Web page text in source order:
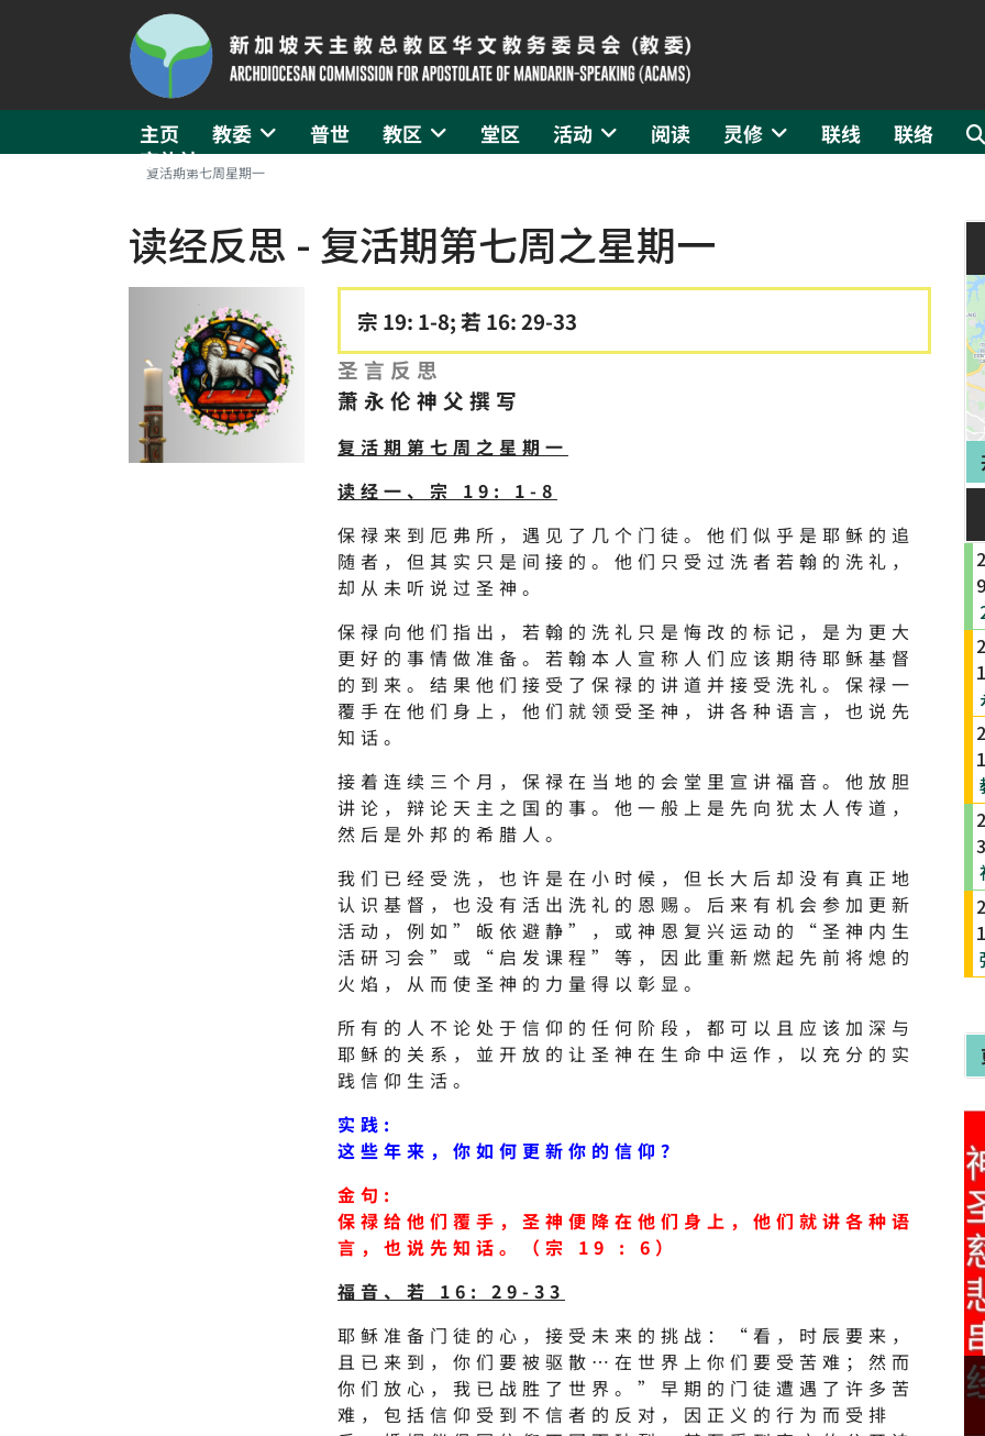
主页 教委 普世 教区 堂区 活动 阅读 灵修 联线
联络
守礼社
复活期第七周星期一
读经反思 - 复活期第七周之星期一
宗 19: 1-8; 若 16: 29-33
圣言反思
萧永伦神父撰写
复活期第七周之星期一
读经一、宗 19: 1-8
保禄来到厄弗所，遇见了几个门徒。他们似乎是耶稣的追
随者，但其实只是间接的。他们只受过洗者若翰的洗礼，
却从未听说过圣神。
保禄向他们指出，若翰的洗礼只是悔改的标记，是为更大
更好的事情做准备。若翰本人宣称人们应该期待耶稣基督
的到来。结果他们接受了保禄的讲道并接受洗礼。保禄一
覆手在他们身上，他们就领受圣神，讲各种语言，也说先
知话。
接着连续三个月，保禄在当地的会堂里宣讲福音。他放胆
讲论，辩论天主之国的事。他一般上是先向犹太人传道，
然后是外邦的希腊人。
我们已经受洗，也许是在小时候，但长大后却没有真正地
认识基督，也没有活出洗礼的恩赐。后来有机会参加更新
活动，例如”皈依避静”，或神恩复兴运动的“圣神内生
活研习会”或“启发课程”等，因此重新燃起先前将熄的
火焰，从而使圣神的力量得以彰显。
所有的人不论处于信仰的任何阶段，都可以且应该加深与
耶稣的关系，並开放的让圣神在生命中运作，以充分的实
践信仰生活。
实践:
这些年来，你如何更新你的信仰？
金句:
保禄给他们覆手，圣神便降在他们身上，他们就讲各种语
言，也说先知话。（宗 19 : 6）
福音、若 16: 29-33
耶稣准备门徒的心，接受未来的挑战：“看，时辰要来，
且已来到，你们要被驱散…在世界上你们要受苦难；然而
你们放心，我已战胜了世界。”早期的门徒遭遇了许多苦
难，包括信仰受到不信者的反对，因正义的行为而受排